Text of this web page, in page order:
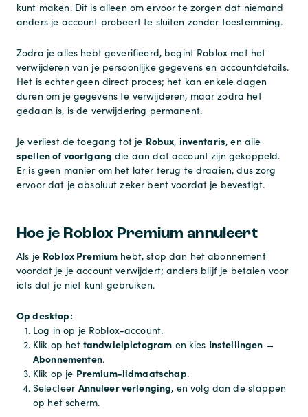
kunt maken. Dit is alleen om ervoor te zorgen dat niemand
anders je account probeert te sluiten zonder toestemming.
Zodra je alles hebt geverifieerd, begint Roblox met het
verwijderen van je persoonlijke gegevens en accountdetails.
Het is echter geen direct proces; het kan enkele dagen
duren om je gegevens te verwijderen, maar zodra het
gedaan is, is de verwijdering permanent.
Je verliest de toegang tot je Robux, inventaris, en alle
spellen of voortgang die aan dat account zijn gekoppeld.
Er is geen manier om het later terug te draaien, dus zorg
ervoor dat je absoluut zeker bent voordat je bevestigt.
Hoe je Roblox Premium annuleert
Als je Roblox Premium hebt, stop dan het abonnement
voordat je je account verwijdert; anders blijf je betalen voor
iets dat je niet kunt gebruiken.
Op desktop:
Log in op je Roblox-account.
Klik op het tandwielpictogram en kies Instellingen →
Abonnementen.
Klik op je Premium-lidmaatschap.
Selecteer Annuleer verlenging, en volg dan de stappen
op het scherm.